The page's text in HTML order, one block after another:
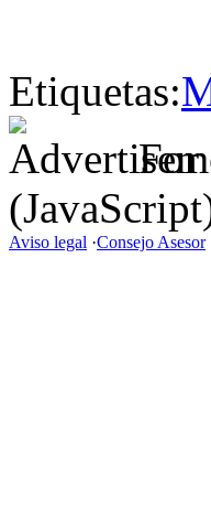
Etiquetas:
For
Aviso legal ·Consejo Asesor